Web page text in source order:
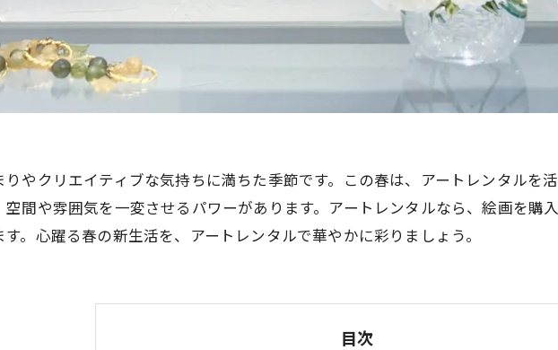
やクリエイティブな気持ちに満ちた季節です。この春は、アートレンタルを
空間や雰囲気を一変させるパワーがあります。アートレンタルなら、絵画を購
。心躍る春の新生活を、アートレンタルで華やかに彩りましょう。
目次